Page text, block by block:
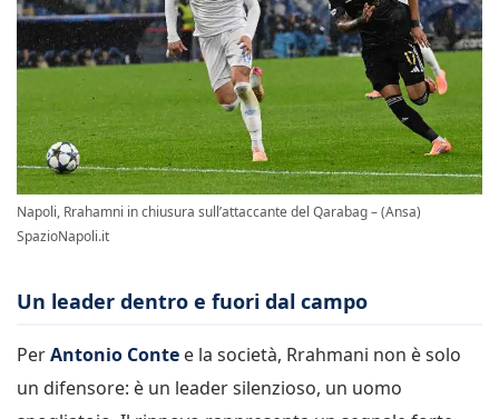
Napoli, Rrahamni in chiusura sull’attaccante del Qarabag – (Ansa)
SpazioNapoli.it
Un leader dentro e fuori dal campo
PerAntonio Conte e la società, Rrahmani non è solo
un difensore: è un leader silenzioso, un uomo